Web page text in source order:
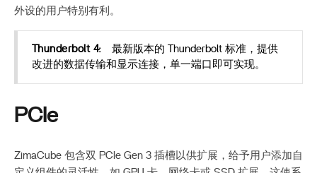
外设的用户特别有利。
Thunderbolt 4:
最新版本的 Thunderbolt 标准，提供
改进的数据传输和显示连接，单一端口即可实现。
PCIe
ZimaCube 包含双 PCIe Gen 3 插槽以供扩展，给予用户添加自